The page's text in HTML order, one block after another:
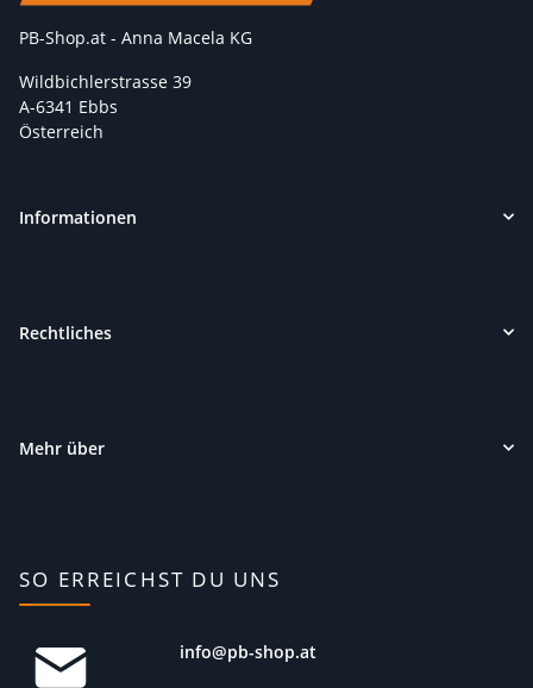
PB-Shop.at - Anna Macela KG
Wildbichlerstrasse 39
A-6341 Ebbs
Österreich
Informationen
Rechtliches
Mehr über
SO ERREICHST DU UNS
info@pb-shop.at